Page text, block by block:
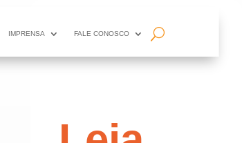
IMPRENSA FALE CONOSCO